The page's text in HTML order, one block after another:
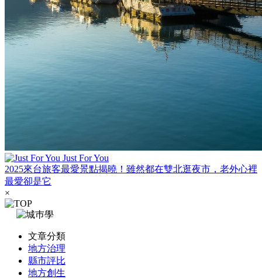
Just For You
2025來台旅客最愛景點揭曉！雖然都在雙北逛夜市，老外心裡
最愛卻是它
×
文章分類
地方治理
縣市評比
地方創生